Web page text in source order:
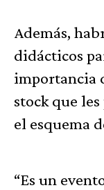
Además,
didácticos
importancia
stock que
el esquema
“Es un